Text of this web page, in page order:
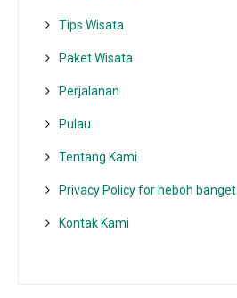
Tips Wisata
Paket Wisata
Perjalanan
Pulau
Tentang Kami
Privacy Policy for heboh banget
Kontak Kami